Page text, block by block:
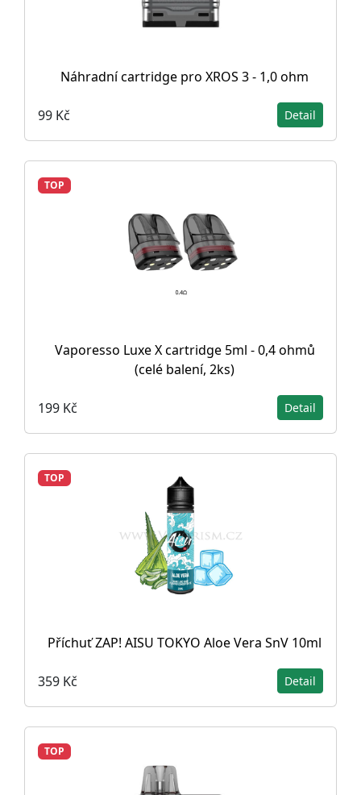
Náhradní cartridge pro XROS 3 - 1,0 ohm
99 Kč Detail
TOP
Vaporesso Luxe X cartridge 5ml - 0,4 ohmů
(celé balení, 2ks)
199 Kč Detail
TOP
Příchuť ZAP! AISU TOKYO Aloe Vera SnV 10ml
359 Kč Detail
TOP